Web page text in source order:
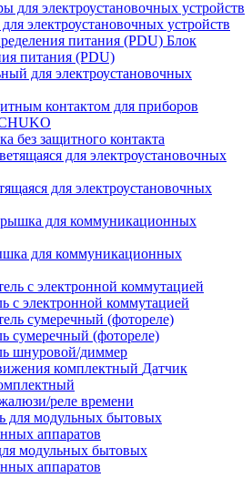
электроустановочных устройств
Блок
питания (PDU)
для электроустановочных
контактом для приборов
без защитного контакта
для электроустановочных
для коммуникационных
с электронной коммутацией
сумеречный (фотореле)
шнуровой/диммер
Датчик
реле времени
модульных бытовых
аппаратов